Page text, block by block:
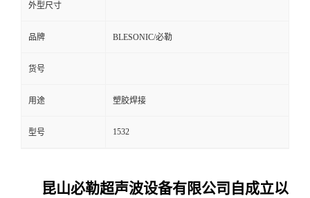
外型尺寸
品牌 BLESONIC/必勒
货号
用途 塑胶焊接
型号 1532
昆山必勒超声波设备有限公司自成立以